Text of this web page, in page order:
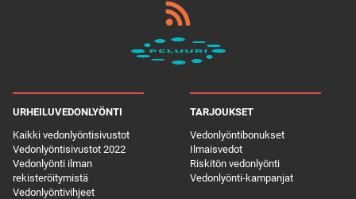
URHEILUVEDONLYÖNTI
Kaikki vedonlyöntisivustot
Vedonlyöntisivustot 2022
Vedonlyönti ilman
rekisteröitymistä
Vedonlyöntivihjeet
TARJOUKSET
Vedonlyöntibonukset
Ilmaisvedot
Riskitön vedonlyönti
Vedonlyönti-kampanjat